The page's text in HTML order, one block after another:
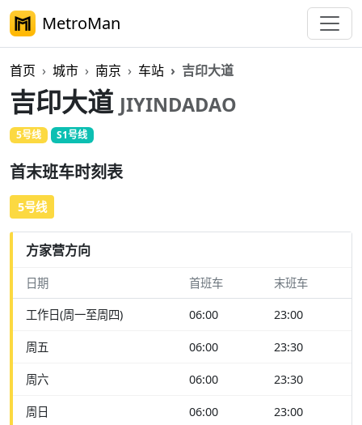
MetroMan
首页 城市 南京 车站 吉印大道
吉印大道 JIYINDADAO
5号线 S1号线
首末班车时刻表
5号线
方家营方向
日期 首班车 末班车
工作日(周一至周四) 06:00 23:00
周五 06:00 23:30
周六 06:00 23:30
周日 06:00 23:00